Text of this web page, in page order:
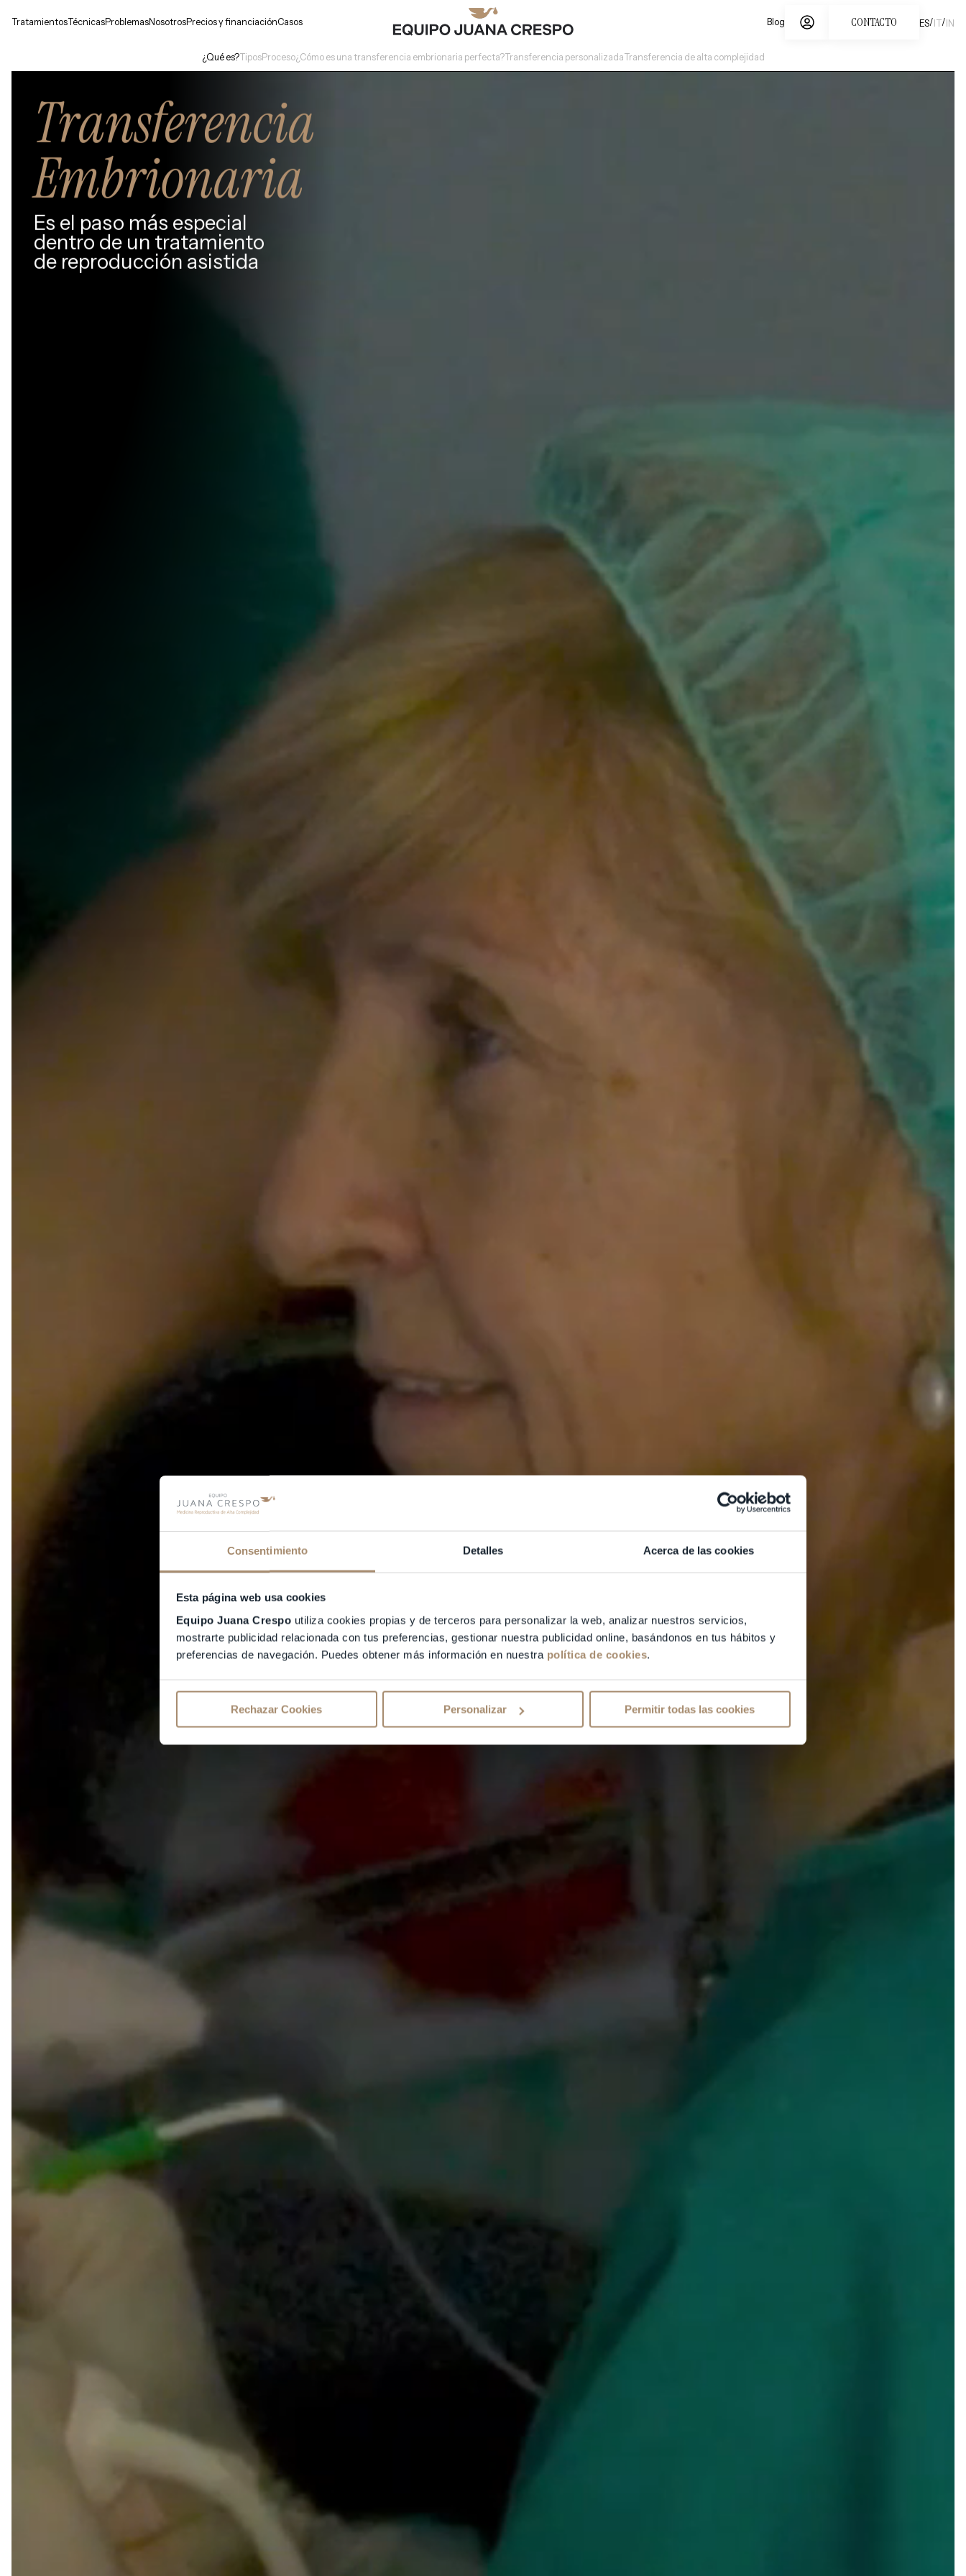
Consentimiento Detalles Acerca de las cookies
Esta página web usa cookies
Equipo Juana Crespo utiliza cookies propias y de terceros para personalizar la web, analizar nuestros servicios,
mostrarte publicidad relacionada con tus preferencias, gestionar nuestra publicidad online, basándonos en tus hábitos y
preferencias de navegación. Puedes obtener más información en nuestra política de cookies.
Rechazar Cookies Personalizar Permitir todas las cookies
TratamientosTécnicasProblemasNosotrosPrecios y financiaciónCasos Blog CONTACTO IN
/
IT
/
ES
¿Qué es?TiposProceso¿Cómo es una transferencia embrionaria perfecta?Transferencia personalizadaTransferencia de alta complejidad
Transferencia
Embrionaria
Es el paso más especial
dentro de un tratamiento
de reproducción asistida